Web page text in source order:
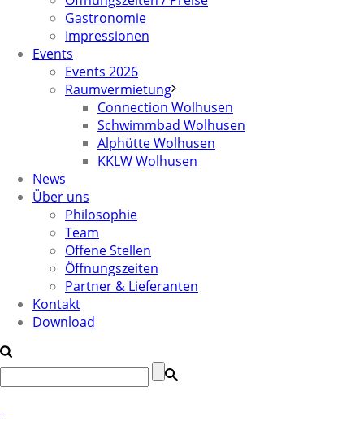
Gastronomie
Impressionen
Events
Events 2026
Raumvermietung
Connection Wolhusen
Schwimmbad Wolhusen
Alphütte Wolhusen
KKLW Wolhusen
News
Über uns
Philosophie
Team
Offene Stellen
Öffnungszeiten
Partner & Lieferanten
Kontakt
Download